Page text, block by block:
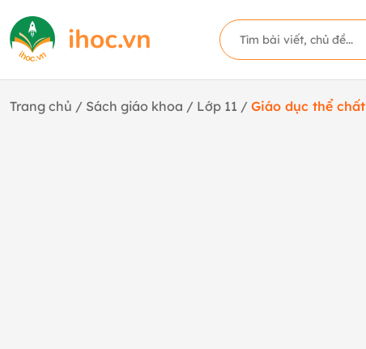
Trang chủ / Sách giáo khoa / Lớp 11 / Giáo dục thể chất